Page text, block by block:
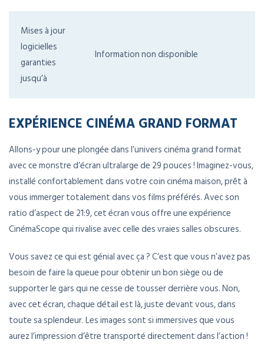
Mises à jour
logicielles
garanties
jusqu’à
Information non disponible
EXPÉRIENCE CINÉMA GRAND FORMAT
Allons-y pour une plongée dans l’univers cinéma grand format
avec ce monstre d’écran ultralarge de 29 pouces ! Imaginez-vous,
installé confortablement dans votre coin cinéma maison, prêt à
vous immerger totalement dans vos films préférés. Avec son
ratio d’aspect de 21:9, cet écran vous offre une expérience
CinémaScope qui rivalise avec celle des vraies salles obscures.
Vous savez ce qui est génial avec ça ? C’est que vous n’avez pas
besoin de faire la queue pour obtenir un bon siège ou de
supporter le gars qui ne cesse de tousser derrière vous. Non,
avec cet écran, chaque détail est là, juste devant vous, dans
toute sa splendeur. Les images sont si immersives que vous
aurez l’impression d’être transporté directement dans l’action !